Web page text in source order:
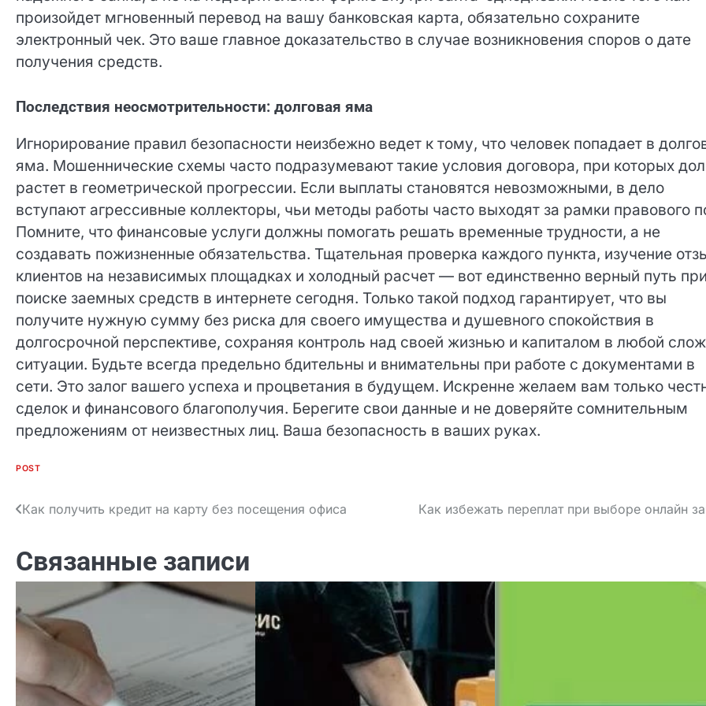
произойдет мгновенный перевод на вашу банковская карта, обязательно сохраните
электронный чек. Это ваше главное доказательство в случае возникновения споров о дате
получения средств.
Последствия неосмотрительности: долговая яма
Игнорирование правил безопасности неизбежно ведет к тому, что человек попадает в
яма. Мошеннические схемы часто подразумевают такие условия договора, при которых
растет в геометрической прогрессии. Если выплаты становятся невозможными, в дело
вступают агрессивные коллекторы, чьи методы работы часто выходят за рамки правового
поля. Помните, что финансовые услуги должны помогать решать временные трудности, а не
создавать пожизненные обязательства. Тщательная проверка каждого пункта, изучение
отзывы клиентов на независимых площадках и холодный расчет — вот единственно верный
путь при поиске заемных средств в интернете сегодня. Только такой подход гарантирует, что
вы получите нужную сумму без риска для своего имущества и душевного спокойствия в
долгосрочной перспективе, сохраняя контроль над своей жизнью и капиталом в любой
сложной ситуации. Будьте всегда предельно бдительны и внимательны при работе с
документами в сети. Это залог вашего успеха и процветания в будущем. Искренне желаем
только честных сделок и финансового благополучия. Берегите свои данные и не доверяйте
сомнительным предложениям от неизвестных лиц. Ваша безопасность в ваших руках.
POST
Навигация
записям
Как получить кредит на карту без посещения офиса Как избежать переплат при выборе онлайн
Связанные записи